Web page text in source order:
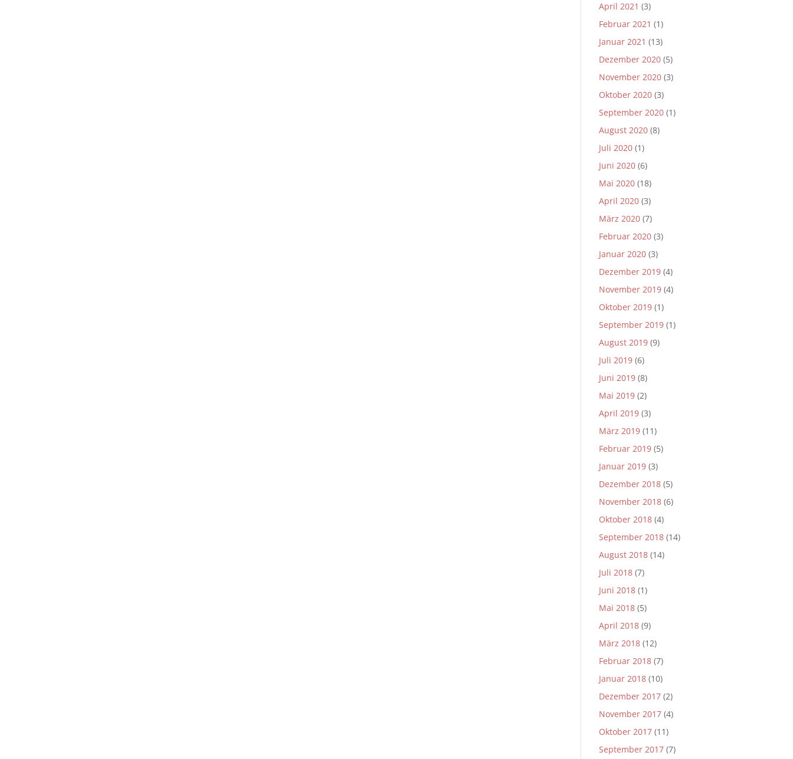
April 2021 (3)
Februar 2021 (1)
Januar 2021 (13)
Dezember 2020 (5)
November 2020 (3)
Oktober 2020 (3)
September 2020 (1)
August 2020 (8)
Juli 2020 (1)
Juni 2020 (6)
Mai 2020 (18)
April 2020 (3)
März 2020 (7)
Februar 2020 (3)
Januar 2020 (3)
Dezember 2019 (4)
November 2019 (4)
Oktober 2019 (1)
September 2019 (1)
August 2019 (9)
Juli 2019 (6)
Juni 2019 (8)
Mai 2019 (2)
April 2019 (3)
März 2019 (11)
Februar 2019 (5)
Januar 2019 (3)
Dezember 2018 (5)
November 2018 (6)
Oktober 2018 (4)
September 2018 (14)
August 2018 (14)
Juli 2018 (7)
Juni 2018 (1)
Mai 2018 (5)
April 2018 (9)
März 2018 (12)
Februar 2018 (7)
Januar 2018 (10)
Dezember 2017 (2)
November 2017 (4)
Oktober 2017 (11)
September 2017 (7)